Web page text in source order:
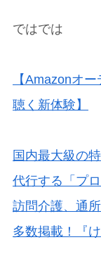
ではでは
【Amazonオ
聴く新体験】
国内最大級の
代行する「プ
訪問介護、通
多数掲載！『